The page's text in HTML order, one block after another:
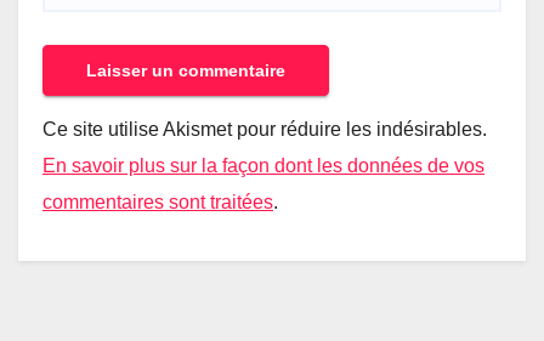
Ce site utilise Akismet pour réduire les indésirables.
En savoir plus sur la façon dont les données de vos
commentaires sont traitées.